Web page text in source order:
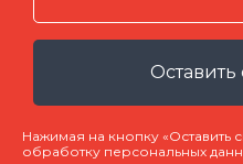
Оставить
Нажимая на кнопку «Оставить
обработку персональных